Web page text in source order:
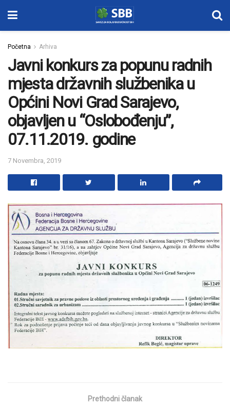
Početna Arhiva
Javni konkurs za popunu radnih
mjesta državnih službenika u
Općini Novi Grad Sarajevo,
objavljen u “Oslobođenju”,
07.11.2019. godine
7 Novembra, 2019
Prethodni članak